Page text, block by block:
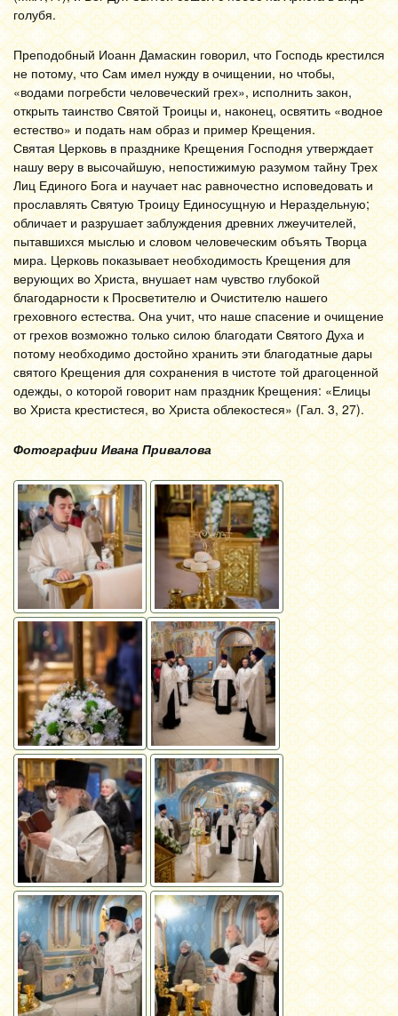
голубя.
Преподобный Иоанн Дамаскин говорил, что Господь крестился
не потому, что Сам имел нужду в очищении, но чтобы,
«водами погребсти человеческий грех», исполнить закон,
открыть таинство Святой Троицы и, наконец, освятить «водное
естество» и подать нам образ и пример Крещения.
Святая Церковь в празднике Крещения Господня утверждает
нашу веру в высочайшую, непостижимую разумом тайну Трех
Лиц Единого Бога и научает нас равночестно исповедовать и
прославлять Святую Троицу Единосущную и Нераздельную;
обличает и разрушает заблуждения древних лжеучителей,
пытавшихся мыслью и словом человеческим объять Творца
мира. Церковь показывает необходимость Крещения для
верующих во Христа, внушает нам чувство глубокой
благодарности к Просветителю и Очистителю нашего
греховного естества. Она учит, что наше спасение и очищение
от грехов возможно только силою благодати Святого Духа и
потому необходимо достойно хранить эти благодатные дары
святого Крещения для сохранения в чистоте той драгоценной
одежды, о которой говорит нам праздник Крещения: «Елицы
во Христа крестистеся, во Христа облекостеся» (Гал. 3, 27).
Фотографии Ивана Привалова